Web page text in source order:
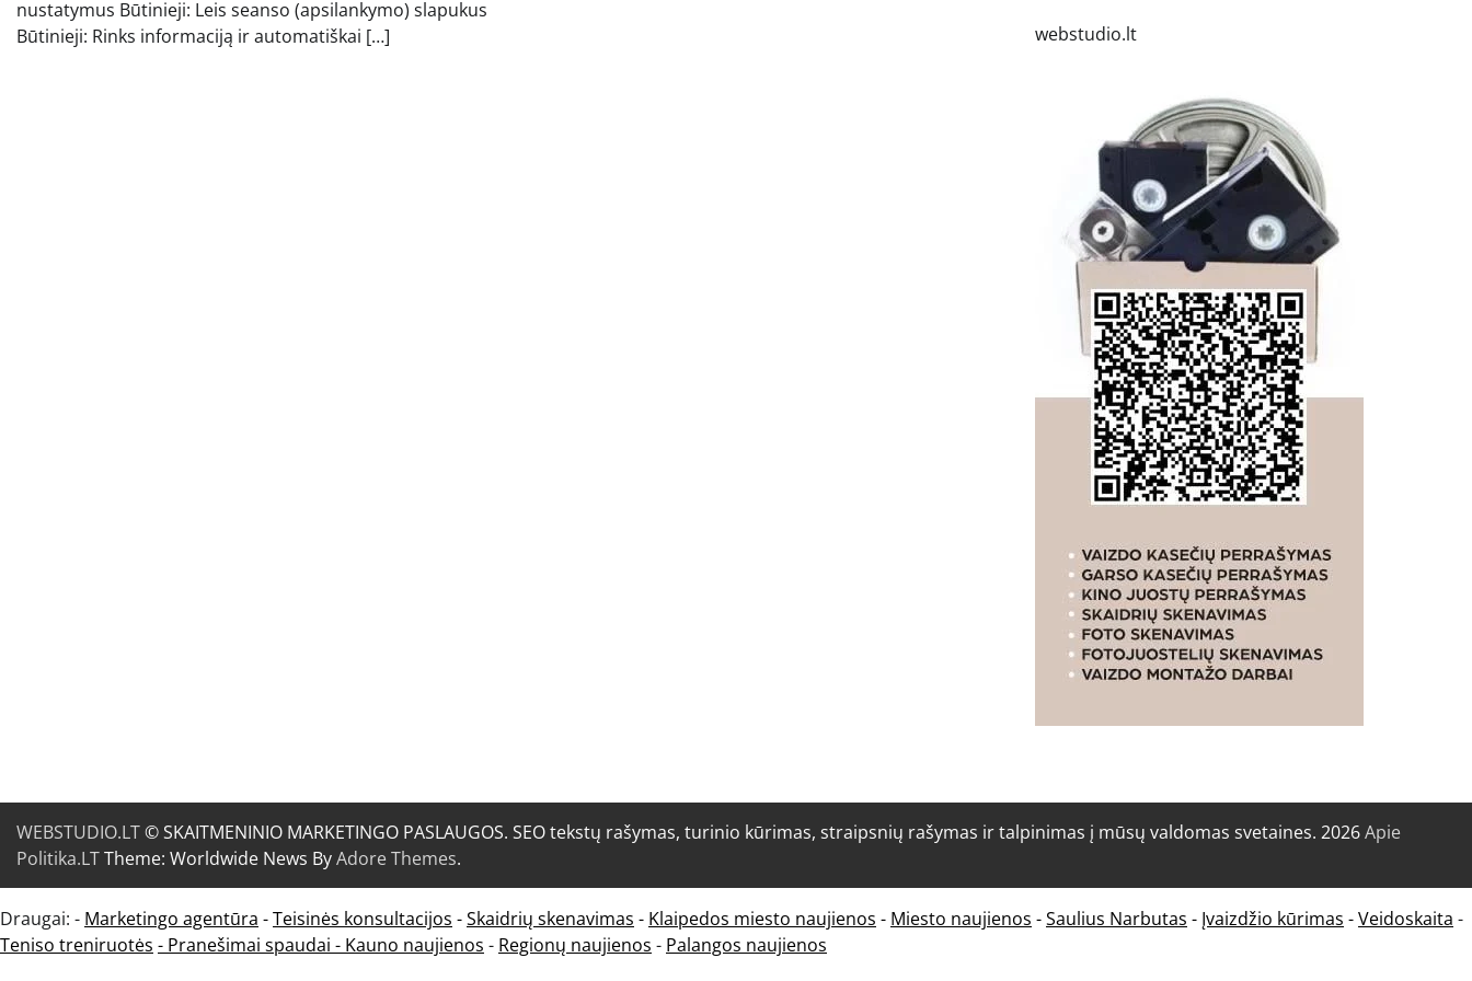
nustatymus Būtinieji: Leis seanso (apsilankymo) slapukus
Būtinieji: Rinks informaciją ir automatiškai […]
webstudio.lt
WEBSTUDIO.LT© SKAITMENINIO MARKETINGO PASLAUGOS. SEO tekstų rašymas, turinio kūrimas, straipsnių rašymas ir talpinimas į mūsų valdomas svetaines. 2026Apie
Politika.LTTheme: Worldwide News ByAdore Themes.
Draugai: - Marketingo agentūra -Teisinės konsultacijos -Skaidrių skenavimas - Klaipedos miesto naujienos - Miesto naujienos -Saulius Narbutas - Įvaizdžio kūrimas -Veidoskaita -
Teniso treniruotės - Pranešimai spaudai - Kauno naujienos - Regionų naujienos - Palangos naujienos